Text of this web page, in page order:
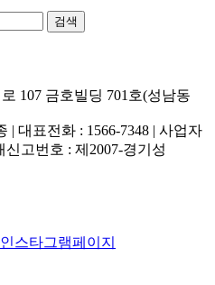
검색
107 금호빌딩 701호(성남동
| 대표전화 : 1566-7348 | 사업자
신고번호 : 제2007-경기성